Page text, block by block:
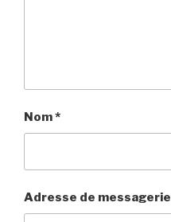
Nom*
Adresse de messagerie